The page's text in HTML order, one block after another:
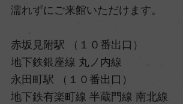
濡れずにご来館いただけます。
赤坂見附駅 （１０番出口）
地下鉄銀座線 丸ノ内線
永田町駅 （１０番出口）
地下鉄有楽町線 半蔵門線 南北線